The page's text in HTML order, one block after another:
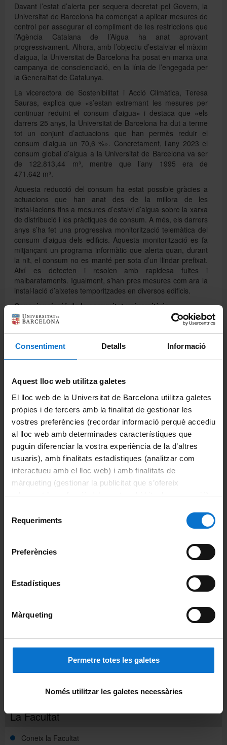
Consentiment Detalls Informació
Aquest lloc web utilitza galetes
El lloc web de la Universitat de Barcelona utilitza galetes
pròpies i de tercers amb la finalitat de gestionar les
vostres preferències (recordar informació perquè accediu
al lloc web amb determinades característiques que
puguin diferenciar la vostra experiència de la d’altres
usuaris), amb finalitats estadístiques (analitzar com
interactueu amb el lloc web) i amb finalitats de
màrqueting (gestionar la publicitat que s’ofereix
adequant-la en funció dels vostres hàbits de navegació).
consultar laPolítica de galetes del lloc web de la
Requeriments
Preferències
Estadístiques
Màrqueting
Permetre totes les galetes
Només utilitzar les galetes necessàries
La Facultat
Coneix la Facultat
Davant l’estat d’alerta per sequera decretat pel Govern, la
Universitat de Barcelona ha començat a aplicar mesures de
control per assegurar el compliment de les restriccions que
l’Agència Catalana de l’Aigua ha anat aprovant
progressivament. Alhora, amb l’objectiu d’estalviar el màxim
d’aigua, la Universitat de Barcelona ha posat en marxa una
campanya de conscienciació, en la línia de l’engegada per
la Generalitat de Catalunya.
La vicerectora de Sostenibilitat i Acció Climàtica, Teresa
Sauras, explica que «s’estan extremant les mesures per
continuar reduint el consum d’aigua» i destaca que «els
darrers 25 anys, la Universitat de Barcelona ha dut a terme
tot un conjunt d’actuacions que han permès reduir el
consum d’aigua un 70,6 %». Concretament, l’any 2023 el
consum global d’aigua a la Universitat de Barcelona va ser
de 122.813,44 m³, mentre que l’any 1995 era de
471.642 m³.
Aquesta reducció del consum ha estat possible gràcies a
actuacions que han anat des de la millora de les
instal·lacions fins a mesures d’estalvi d’aigua sobre la xarxa
de distribució i les pràctiques de consum. A més, els darrers
anys s’ha fet una progressiva monitorització telemàtica del
consum d’aigua dels edificis. Aquesta monitorització es fa
mitjançant un programa informàtic que alerta quan, durant
la nit, el consum no es manté per sota d’un llindar prefixat.
Així es detecten i resolen amb rapidesa fuites i
malbarataments. Igualment, s’han pres mesures com ara la
instal·lació d’aixetes temporitzades en diversos edificis.
Conscienciació de la comunitat universitària
Ara, a més, la Universitat de Barcelona posa en marxa una
campanya amb què difondrà consells per estalviar i
conscienciarà la comunitat universitària de la importància de
comunicar l’existència de fuites, de la necessitat de no usar
el vàter com a paperera o de no deixar córrer l’aigua
consciència que l’aigua és un recurs limitat i que cal aplicar
activitat que duguem a terme a les nostres instal·lacions»,
explica la vicerectora Sauras.
​​​​​​​Més informació en aquestenllaç .
Comparteix-ho:
Departaments
Ciències Fisiològiques
Medicina
Patologia i Terapèutica Experimental